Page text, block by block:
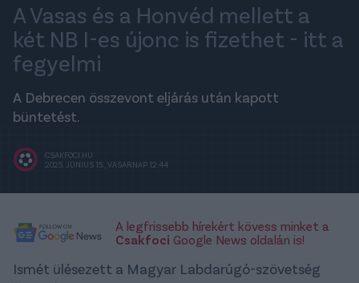
A Vasas és a Honvéd mellett a
két NB I-es újonc is fizethet - itt a
fegyelmi
A Debrecen összevont eljárás után kapott
büntetést.
CSAKFOCI.HU
2025. JÚNIUS 15., VASÁRNAP 12:44
A legfrissebb hírekért kövess minket a
Csakfoci Google News oldalán is!
Ismét ülésezett a Magyar Labdarúgó-szövetség